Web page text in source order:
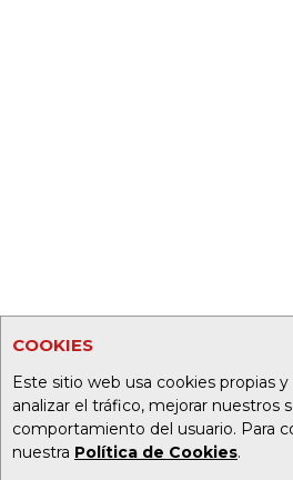
COOKIES
Este sitio web usa cookies propias
analizar el tráfico, mejorar nuestros
comportamiento del usuario. Para
nuestra Política de Cookies.